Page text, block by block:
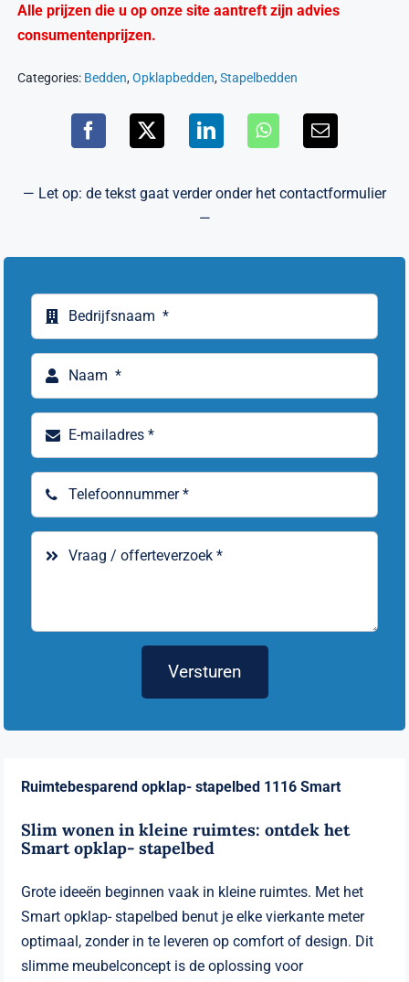
Alle prijzen die u op onze site aantreft zijn advies
consumentenprijzen.
Categories: Bedden,Opklapbedden,Stapelbedden
— Let op: de tekst gaat verder onder het contactformulier
—
Versturen
Ruimtebesparend opklap- stapelbed 1116 Smart
Slim wonen in kleine ruimtes: ontdek het
Smart opklap- stapelbed
Grote ideeën beginnen vaak in kleine ruimtes. Met het
Smart opklap- stapelbed benut je elke vierkante meter
optimaal, zonder in te leveren op comfort of design. Dit
slimme meubelconcept is de oplossing voor